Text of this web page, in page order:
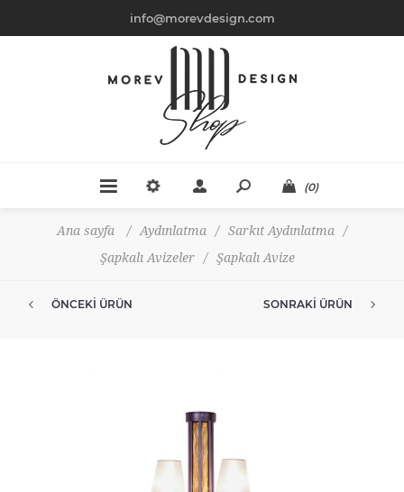
info@morevdesign.com
(0)
Ana sayfa / Aydınlatma / Sarkıt Aydınlatma
/
Şapkalı Avizeler
/ Şapkalı Avize
ÖNCEKI ÜRÜN SONRAKI ÜRÜN